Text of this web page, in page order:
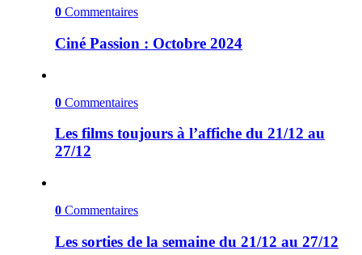
0 Commentaires
Ciné Passion : Octobre 2024
0 Commentaires
Les films toujours à l’affiche du 21/12 au
27/12
0 Commentaires
Les sorties de la semaine du 21/12 au 27/12